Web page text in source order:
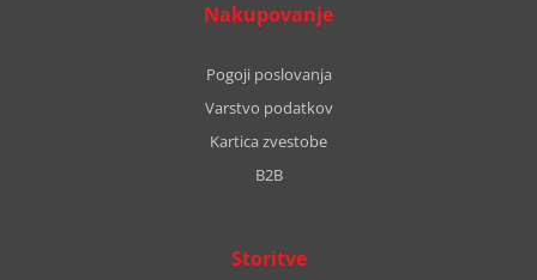
Nakupovanje
Pogoji poslovanja
Varstvo podatkov
Kartica zvestobe
B2B
Storitve